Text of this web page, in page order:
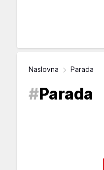
Naslovna Parada
#Parada